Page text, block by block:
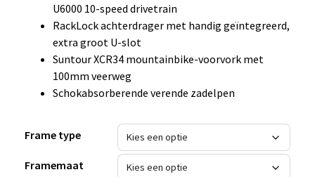
U6000 10-speed drivetrain
RackLock achterdrager met handig geïntegreerd,
extra groot U-slot
Suntour XCR34 mountainbike-voorvork met
100mm veerweg
Schokabsorberende verende zadelpen
Frame type
Framemaat